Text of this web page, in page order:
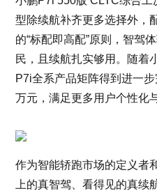
型除续航补齐更多选择外，
的“标配即高配”原则，智驾
民，且续航扎实够用。随着
P7i全系产品矩阵得到进一
万元，满足更多用户个性化
作为智能轿跑市场的定义者
上的真智驾、看得见的真续